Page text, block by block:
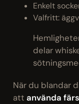
Enkelt
Valfritt:
delar
När du blandar
att använda